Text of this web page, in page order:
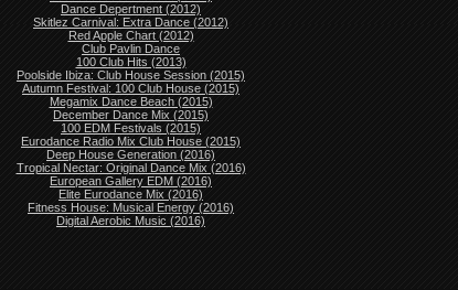
Dance Depertment (2012)
Skitlez Carnival: Extra Dance (2012)
Red Apple Chart (2012)
Club Pavlin Dance
100 Club Hits (2013)
Poolside Ibiza: Club House Session (2015)
Autumn Festival: 100 Club House (2015)
Megamix Dance Beach (2015)
December Dance Mix (2015)
100 EDM Festivals (2015)
Eurodance Radio Mix Club House (2015)
Deep House Generation (2016)
Tropical Nectar: Original Dance Mix (2016)
European Gallery EDM (2016)
Elite Eurodance Mix (2016)
Fitness House: Musical Energy (2016)
Digital Aerobic Music (2016)